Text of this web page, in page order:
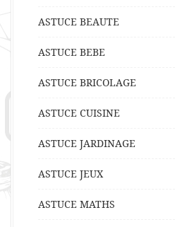
ASTUCE BEAUTE
ASTUCE BEBE
ASTUCE BRICOLAGE
ASTUCE CUISINE
ASTUCE JARDINAGE
ASTUCE JEUX
ASTUCE MATHS